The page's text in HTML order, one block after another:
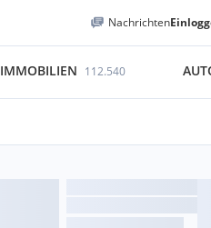
Nachrichten
IMMOBILIEN 112.540